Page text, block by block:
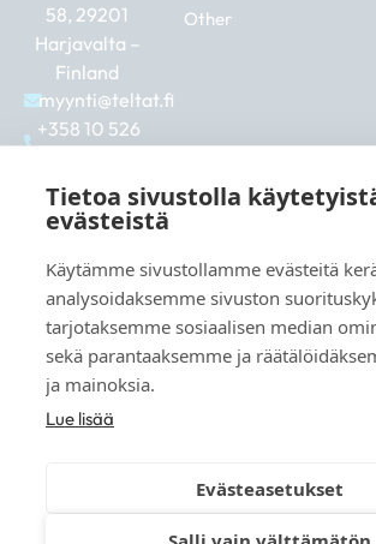
58, 29201
Harjavalta –
Finland
myynti@teltat.fi
+358 10 526
F
a
c
b
o
o
k
I
n
s
a
g
r
a
m
L
i
n
e
d
i
n
Other
See also:
markkina.net
grillikeskus.fi
© 2026 teltat.fi – TMK Tori- ja
Tietoa sivustolla
evästeistä
Käytämme sivustollamme evästeitä
analysoidaksemme sivuston
tarjotaksemme sosiaalisen median
sekä parantaaksemme ja
ja mainoksia.
Lue lisää
Evästeasetukset